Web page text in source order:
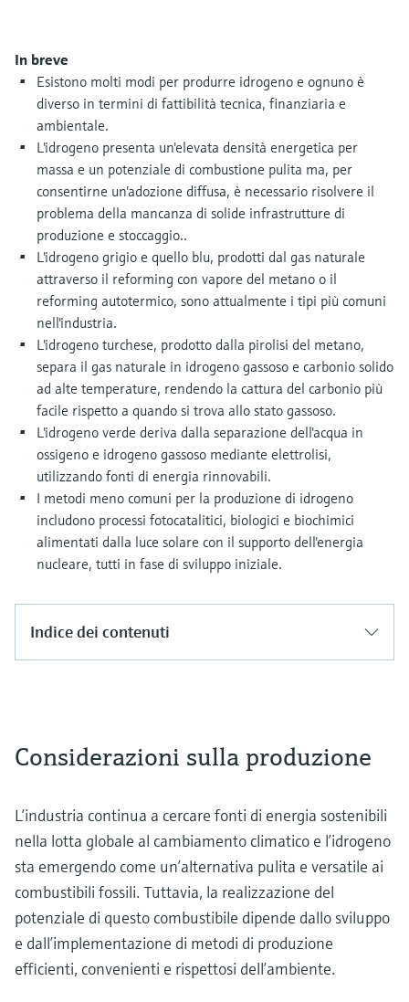
Trova informazioni e documentazione
specifiche sul prodotto
Trova i ricambi giusti
Trova i ricambi per codice prodotto, codice
ordine o numero di serie
Misura del livello tramite la misura
della pressione
Visualizza tutti
Memosens technology
Visualizza tutti
modelli decisionali
In breve
Esistono molti modi per produrre idrogeno e ognuno è
diverso in termini di fattibilità tecnica, finanziaria e
ambientale.
L'idrogeno presenta un'elevata densità energetica per
massa e un potenziale di combustione pulita ma, per
consentirne un'adozione diffusa, è necessario risolvere il
problema della mancanza di solide infrastrutture di
produzione e stoccaggio..
L'idrogeno grigio e quello blu, prodotti dal gas naturale
attraverso il reforming con vapore del metano o il
reforming autotermico, sono attualmente i tipi più comuni
nell'industria.
L'idrogeno turchese, prodotto dalla pirolisi del metano,
separa il gas naturale in idrogeno gassoso e carbonio solido
ad alte temperature, rendendo la cattura del carbonio più
facile rispetto a quando si trova allo stato gassoso.
L'idrogeno verde deriva dalla separazione dell'acqua in
ossigeno e idrogeno gassoso mediante elettrolisi,
utilizzando fonti di energia rinnovabili.
I metodi meno comuni per la produzione di idrogeno
includono processi fotocatalitici, biologici e biochimici
alimentati dalla luce solare con il supporto dell'energia
nucleare, tutti in fase di sviluppo iniziale.
Indice dei contenuti
Considerazioni sulla produzione
L’industria continua a cercare fonti di energia sostenibili
nella lotta globale al cambiamento climatico e l’idrogeno
sta emergendo come un’alternativa pulita e versatile ai
combustibili fossili. Tuttavia, la realizzazione del
potenziale di questo combustibile dipende dallo sviluppo
e dall’implementazione di metodi di produzione
efficienti, convenienti e rispettosi dell’ambiente.